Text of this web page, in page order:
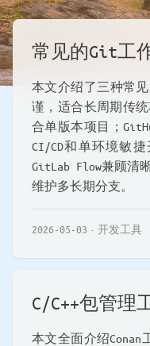
常见的Git工
本文介绍了三种常
谨，适合长周期传
合单版本项目；
CI/CD和单环境敏
GitLab Flow兼顾清
维护多长期分支。
2026-05-03 开发工具
C/C++包管理
本文全面介绍